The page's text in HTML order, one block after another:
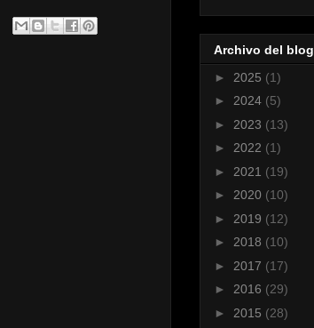
Archivo del blog
► 2025 (1)
► 2024 (5)
► 2023 (13)
► 2022 (1)
► 2021 (19)
► 2020 (10)
► 2019 (12)
► 2018 (10)
► 2017 (17)
► 2016 (29)
► 2015 (28)